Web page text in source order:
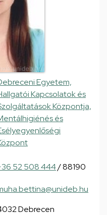
Egyetem,
Kapcsolatok és
Központja,
és
52 508 444/ 88190
Debrecen